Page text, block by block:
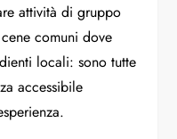
attività di gruppo
comuni dove
locali: sono tutte
accessibile